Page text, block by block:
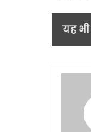
यह